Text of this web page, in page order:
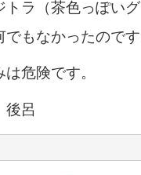
トラ（茶色っぽい
もなかったのです
危険です。
呂